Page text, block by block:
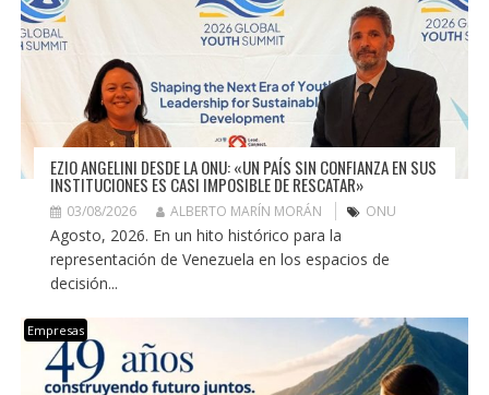
EZIO ANGELINI DESDE LA ONU: «UN PAÍS SIN CONFIANZA EN SUS
INSTITUCIONES ES CASI IMPOSIBLE DE RESCATAR»
03/08/2026 ALBERTO MARÍN MORÁN ONU
Agosto, 2026. En un hito histórico para la
representación de Venezuela en los espacios de
decisión...
Empresas